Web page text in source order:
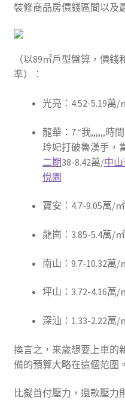
裝修商品房價錢區間以及
（以89㎡戶型盤算，價
準）：
光亮：4.52-5.19萬
龍華：7.“我,,,,,,時
玲妃打破魯漢手，
二期38-8.42萬/中
悅園
寶安：4.7-9.05萬/
龍崗：3.85-5.4萬/
南山：9.7-10.32萬
坪山：3.72-4.16萬/
深汕：1.33-2.22萬
換言之，來歲想要上車的
備的預算大略在這個范圍。
比擬首付壓力，還款壓力